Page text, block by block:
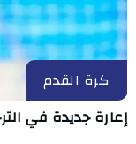
كرة القدم
إعارة جديدة في